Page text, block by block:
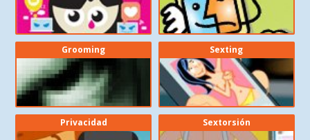
Grooming Sexting
Privacidad Sextorsión